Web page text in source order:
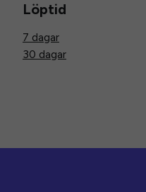
Löptid
7 dagar
30 dagar